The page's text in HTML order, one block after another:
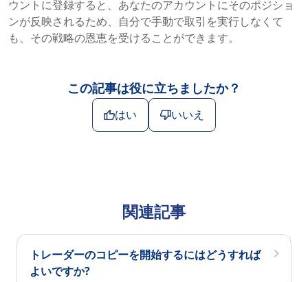
ウントに登録すると、あなたのアカウントにそのポジショ
ンが反映されるため、自分で手動で取引を実行しなくて
も、その戦略の恩恵を受けることができます。
この記事は役に立ちましたか？
はい いいえ
関連記事
トレーダーのコピーを開始するにはどうすれば
よいですか?